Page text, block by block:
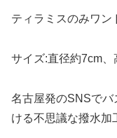
ティラミスのみワン
サイズ:直径約7cm、
名古屋発のSNSで
ける不思議な撥水加